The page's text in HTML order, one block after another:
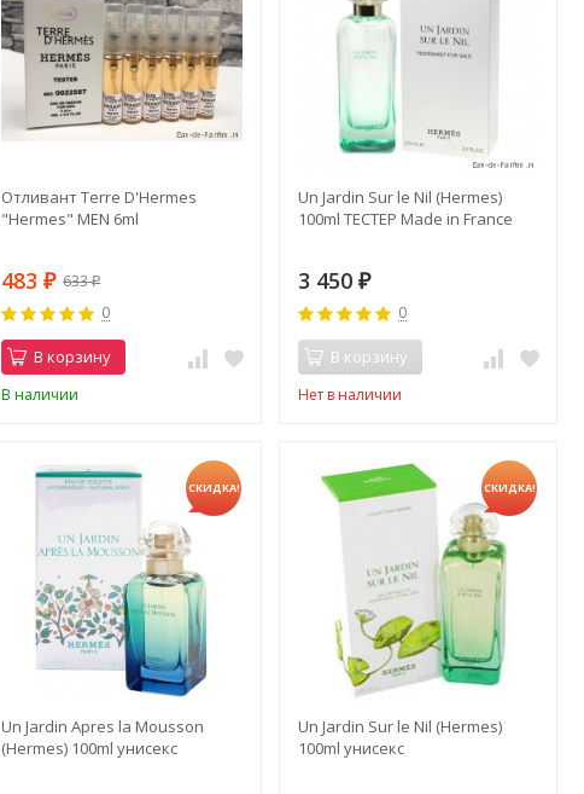
Отливант Terre D'Hermes
"Hermes" MEN 6ml
483₽ 633₽
0
В корзину
В наличии
Un Jardin Sur le Nil (Hermes)
100ml ТЕСТЕР Made in France
3 450 ₽
0
В корзину
Нет в наличии
СКИДКА!
Un Jardin Apres la Mousson
(Hermes) 100ml унисекс
СКИДКА!
Un Jardin Sur le Nil (Hermes)
100ml унисекс